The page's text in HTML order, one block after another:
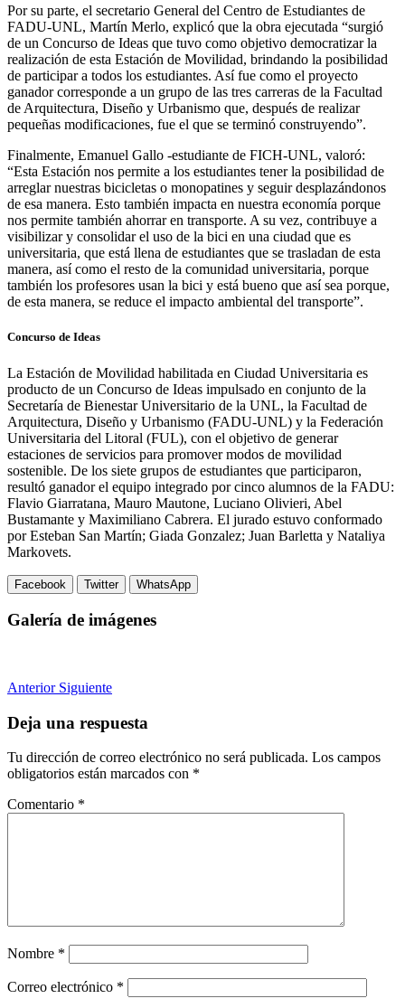
Por su parte, el secretario General del Centro de Estudiantes de
FADU-UNL, Martín Merlo, explicó que la obra ejecutada “surgió
de un Concurso de Ideas que tuvo como objetivo democratizar la
realización de esta Estación de Movilidad, brindando la posibilidad
de participar a todos los estudiantes. Así fue como el proyecto
ganador corresponde a un grupo de las tres carreras de la Facultad
de Arquitectura, Diseño y Urbanismo que, después de realizar
pequeñas modificaciones, fue el que se terminó construyendo”.
Finalmente, Emanuel Gallo -estudiante de FICH-UNL, valoró:
“Esta Estación nos permite a los estudiantes tener la posibilidad de
arreglar nuestras bicicletas o monopatines y seguir desplazándonos
de esa manera. Esto también impacta en nuestra economía porque
nos permite también ahorrar en transporte. A su vez, contribuye a
visibilizar y consolidar el uso de la bici en una ciudad que es
universitaria, que está llena de estudiantes que se trasladan de esta
manera, así como el resto de la comunidad universitaria, porque
también los profesores usan la bici y está bueno que así sea porque,
de esta manera, se reduce el impacto ambiental del transporte”.
Concurso de Ideas
La Estación de Movilidad habilitada en Ciudad Universitaria es
producto de un Concurso de Ideas impulsado en conjunto de la
Secretaría de Bienestar Universitario de la UNL, la Facultad de
Arquitectura, Diseño y Urbanismo (FADU-UNL) y la Federación
Universitaria del Litoral (FUL), con el objetivo de generar
estaciones de servicios para promover modos de movilidad
sostenible. De los siete grupos de estudiantes que participaron,
resultó ganador el equipo integrado por cinco alumnos de la FADU:
Flavio Giarratana, Mauro Mautone, Luciano Olivieri, Abel
Bustamante y Maximiliano Cabrera. El jurado estuvo conformado
por Esteban San Martín; Giada Gonzalez; Juan Barletta y Nataliya
Markovets.
Facebook Twitter WhatsApp
Galería de imágenes
Anterior Siguiente
Deja una respuesta
Tu dirección de correo electrónico no será publicada. Los campos
obligatorios están marcados con *
Comentario *
Nombre *
Correo electrónico *